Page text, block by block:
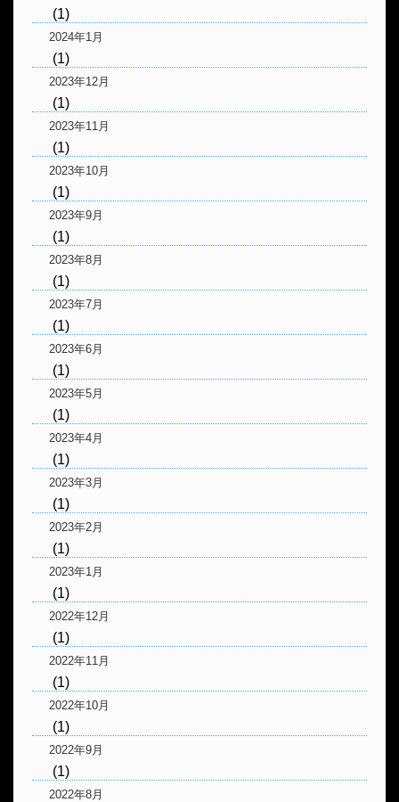
(1)
2024年1月
(1)
2023年12月
(1)
2023年11月
(1)
2023年10月
(1)
2023年9月
(1)
2023年8月
(1)
2023年7月
(1)
2023年6月
(1)
2023年5月
(1)
2023年4月
(1)
2023年3月
(1)
2023年2月
(1)
2023年1月
(1)
2022年12月
(1)
2022年11月
(1)
2022年10月
(1)
2022年9月
(1)
2022年8月